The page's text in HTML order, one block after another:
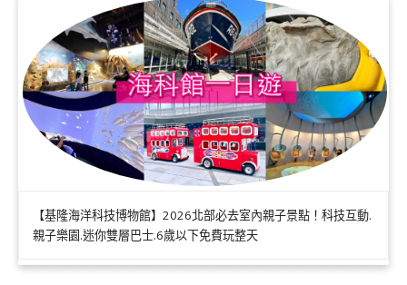
【基隆海洋科技博物館】2026北部必去室內親子景點！科技互動.
親子樂園.迷你雙層巴士.6歲以下免費玩整天